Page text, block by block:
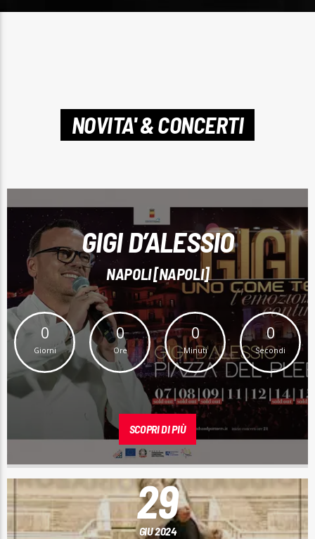
NOVITA' & CONCERTI
GIGI D’ALESSIO
NAPOLI [NAPOLI]
0
Giorni
0
Ore
0
Minuti
0
Secondi
SCOPRI DI PIÙ
29
GIU 2024